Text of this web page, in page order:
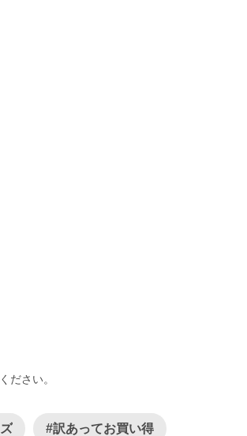
ださい。
#訳あってお買い得